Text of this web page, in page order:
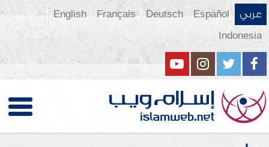
عربي Español
Deutsch
Français
English
Indonesia